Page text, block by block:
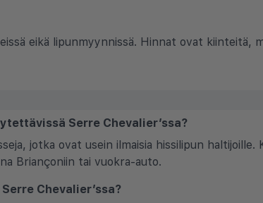
eikä lipunmyynnissä. Hinnat ovat kiinteitä,
Serre Chevalier’ssa?
jotka ovat usein ilmaisia hissilipun haltijoille.
Briançoniin tai vuokra-auto.
Chevalier’ssa?